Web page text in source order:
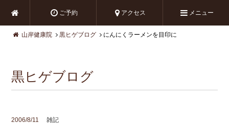
ご予約 アクセス メニュー
山岸健康院 黒ヒゲブログ にんにくラーメンを目印に
黒ヒゲブログ
2006/8/11 雑記